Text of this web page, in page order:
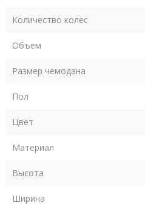
Количество колес
Объем
Размер чемодана
Пол
Цвет
Материал
Высота
Ширина